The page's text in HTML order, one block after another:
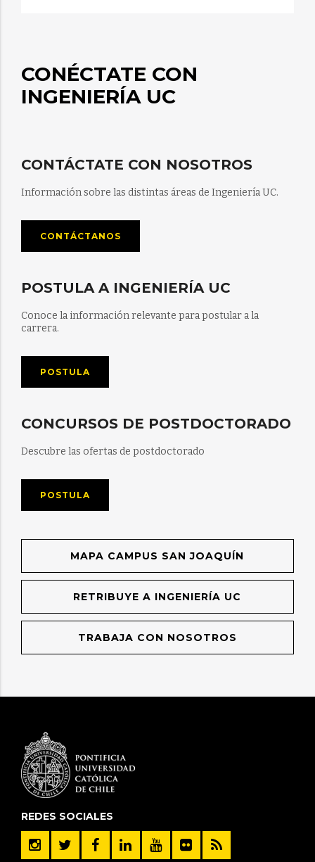
CONÉCTATE CON
INGENIERÍA UC
CONTÁCTATE CON NOSOTROS
Información sobre las distintas áreas de Ingeniería UC.
CONTÁCTANOS
POSTULA A INGENIERÍA UC
Conoce la información relevante para postular a la
carrera.
POSTULA
CONCURSOS DE POSTDOCTORADO
Descubre las ofertas de postdoctorado
POSTULA
MAPA CAMPUS SAN JOAQUÍN
RETRIBUYE A INGENIERÍA UC
TRABAJA CON NOSOTROS
REDES SOCIALES